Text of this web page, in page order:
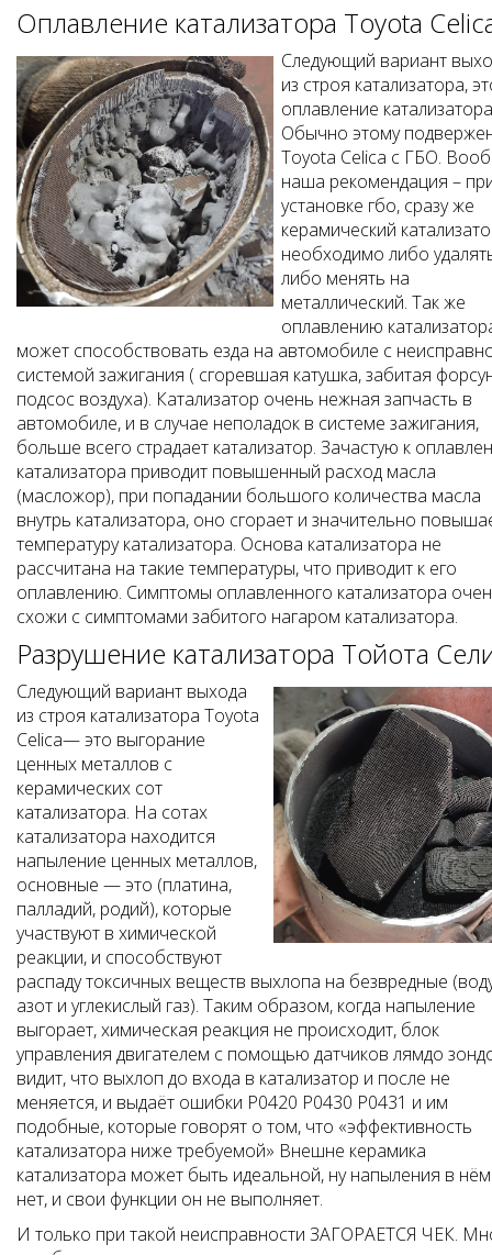
Оплавление катализатора Toyota
Следующий вариант
из строя катализатора,
оплавление
Обычно этому
Toyota Celica с ГБО.
наша рекомендация –
установке гбо, сразу же
керамический
необходимо либо
либо менять на
металлический. Так же
оплавлению
может способствовать езда на автомобиле с
системой зажигания ( сгоревшая катушка, забитая
подсос воздуха). Катализатор очень нежная запчасть в
автомобиле, и в случае неполадок в системе зажигания,
больше всего страдает катализатор. Зачастую к
катализатора приводит повышенный расход масла
(масложор), при попадании большого количества масла
внутрь катализатора, оно сгорает и значительно
температуру катализатора. Основа катализатора не
рассчитана на такие температуры, что приводит к его
оплавлению. Симптомы оплавленного катализатора
схожи с симптомами забитого нагаром катализатора.
Разрушение катализатора Тойота
Следующий вариант выхода
из строя катализатора Toyota
Celica— это выгорание
ценных металлов с
керамических сот
катализатора. На сотах
катализатора находится
напыление ценных металлов,
основные — это (платина,
палладий, родий), которые
участвуют в химической
реакции, и способствуют
распаду токсичных веществ выхлопа на безвредные
азот и углекислый газ). Таким образом, когда напыление
выгорает, химическая реакция не происходит, блок
управления двигателем с помощью датчиков лямдо
видит, что выхлоп до входа в катализатор и после не
меняется, и выдаёт ошибки P0420 P0430 P0431 и им
подобные, которые говорят о том, что «эффективность
катализатора ниже требуемой» Внешне керамика
катализатора может быть идеальной, ну напыления в
нет, и свои функции он не выполняет.
И только при такой неисправности ЗАГОРАЕТСЯ ЧЕК.